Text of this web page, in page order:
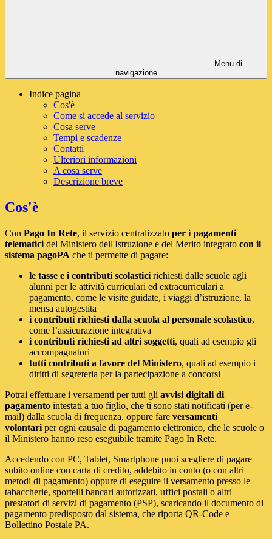
Menu di
navigazione
Indice pagina
Cos'è
Come si accede al servizio
Cosa serve
Tempi e scadenze
Contatti
Ulteriori informazioni
A cosa serve
Descrizione breve
Cos'è
Con Pago In Rete, il servizio centralizzato per i pagamenti
telematici del Ministero dell'Istruzione e del Merito integrato con il
sistema pagoPA che ti permette di pagare:
le tasse e i contributi scolastici richiesti dalle scuole agli
alunni per le attività curriculari ed extracurriculari a
pagamento, come le visite guidate, i viaggi d’istruzione, la
mensa autogestita
i contributi richiesti dalla scuola al personale scolastico,
come l’assicurazione integrativa
i contributi richiesti ad altri soggetti, quali ad esempio gli
accompagnatori
tutti contributi a favore del Ministero, quali ad esempio i
diritti di segreteria per la partecipazione a concorsi
Potrai effettuare i versamenti per tutti gli avvisi digitali di
pagamento intestati a tuo figlio, che ti sono stati notificati (per e-
mail) dalla scuola di frequenza, oppure fare versamenti
volontari per ogni causale di pagamento elettronico, che le scuole o
il Ministero hanno reso eseguibile tramite Pago In Rete.
Accedendo con PC, Tablet, Smartphone puoi scegliere di pagare
subito online con carta di credito, addebito in conto (o con altri
metodi di pagamento) oppure di eseguire il versamento presso le
tabaccherie, sportelli bancari autorizzati, uffici postali o altri
prestatori di servizi di pagamento (PSP), scaricando il documento di
pagamento predisposto dal sistema, che riporta QR-Code e
Bollettino Postale PA.